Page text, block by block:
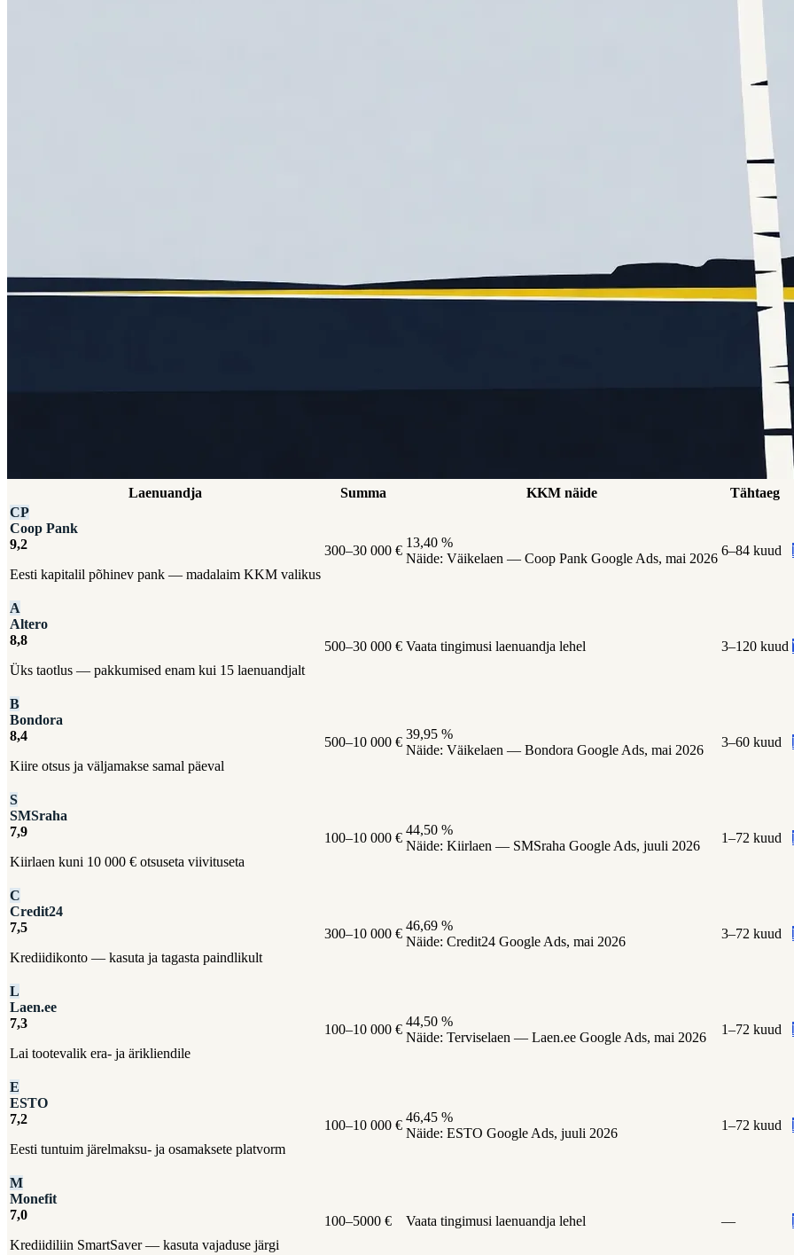
Laenuandja Summa KKM näide Tähtaeg
CP
Coop Pank
9,2
Eesti kapitalil põhinev pank — madalaim KKM valikus
300–30 000 €
13,40 %
Näide: Väikelaen — Coop Pank Google Ads, mai 2026
6–84 kuud
A
Altero
8,8
Üks taotlus — pakkumised enam kui 15 laenuandjalt
500–30 000 € Vaata tingimusi laenuandja lehel 3–120 kuud
B
Bondora
8,4
Kiire otsus ja väljamakse samal päeval
500–10 000 €
39,95 %
Näide: Väikelaen — Bondora Google Ads, mai 2026
3–60 kuud
S
SMSraha
7,9
Kiirlaen kuni 10 000 € otsuseta viivituseta
100–10 000 €
44,50 %
Näide: Kiirlaen — SMSraha Google Ads, juuli 2026
1–72 kuud
C
Credit24
7,5
Krediidikonto — kasuta ja tagasta paindlikult
300–10 000 €
46,69 %
Näide: Credit24 Google Ads, mai 2026
3–72 kuud
L
Laen.ee
7,3
Lai tootevalik era- ja ärikliendile
100–10 000 €
44,50 %
Näide: Terviselaen — Laen.ee Google Ads, mai 2026
1–72 kuud
E
ESTO
7,2
Eesti tuntuim järelmaksu- ja osamaksete platvorm
100–10 000 €
46,45 %
Näide: ESTO Google Ads, juuli 2026
1–72 kuud
M
Monefit
7,0
Krediidiliin SmartSaver — kasuta vajaduse järgi
100–5000 € Vaata tingimusi laenuandja lehel —